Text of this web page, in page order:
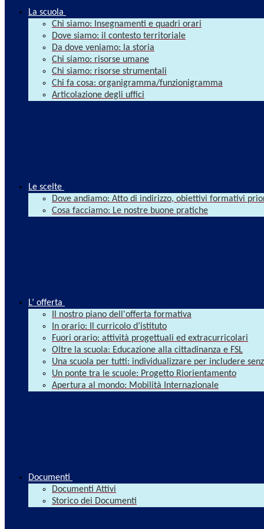
La scuola
Chi siamo: Insegnamenti e quadri orari
Dove siamo: il contesto territoriale
Da dove veniamo: la storia
Chi siamo: risorse umane
Chi siamo: risorse strumentali
Chi fa cosa: organigramma/funzionigramma
Articolazione degli uffici
Le scelte
Dove andiamo: Atto di indirizzo, obiettivi formativi
Cosa facciamo: Le nostre buone pratiche
L’ offerta
Il nostro piano dell'offerta formativa
In orario: Il curricolo d’istituto
Fuori orario: attività progettuali ed extracurricolari
Oltre la scuola: Educazione alla cittadinanza e FSL
Una scuola per tutti: individualizzare per includere
Un ponte tra le scuole: Progetto Riorientamento
Apertura al mondo: Mobilità Internazionale
Documenti
Documenti Attivi
Storico dei Documenti